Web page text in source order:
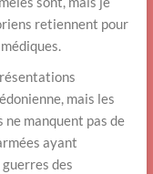
retiennent pour
mais les
manquent pas de
ayant
des